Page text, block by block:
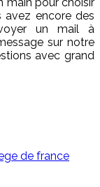
avez encore des
un mail à
sur notre
avec grand